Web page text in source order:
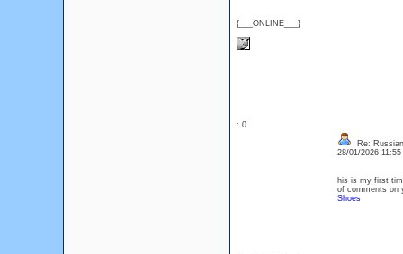
{___ONLINE___}
: 0
Re:
28/01/2026
his is my first
of comments on
Shoes